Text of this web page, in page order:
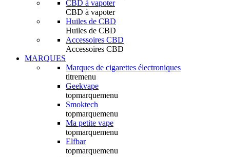
CBD à vapoter
CBD à vapoter
Huiles de CBD
Huiles de CBD
Accessoires CBD
Accessoires CBD
MARQUES
Marques de cigarettes électroniques
titremenu
Geekvape
topmarquemenu
Smoktech
topmarquemenu
Ma petite vape
topmarquemenu
Elfbar
topmarquemenu